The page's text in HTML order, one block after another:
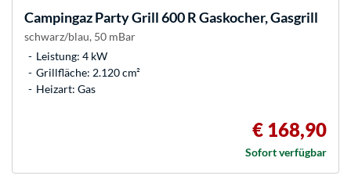
CampingazParty Grill 600 R Gaskocher, Gasgrill
schwarz/blau, 50 mBar
Leistung: 4 kW
Grillfläche: 2.120 cm²
Heizart: Gas
€ 168,90
Sofort verfügbar